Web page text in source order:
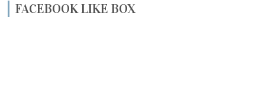
FACEBOOK LIKE BOX